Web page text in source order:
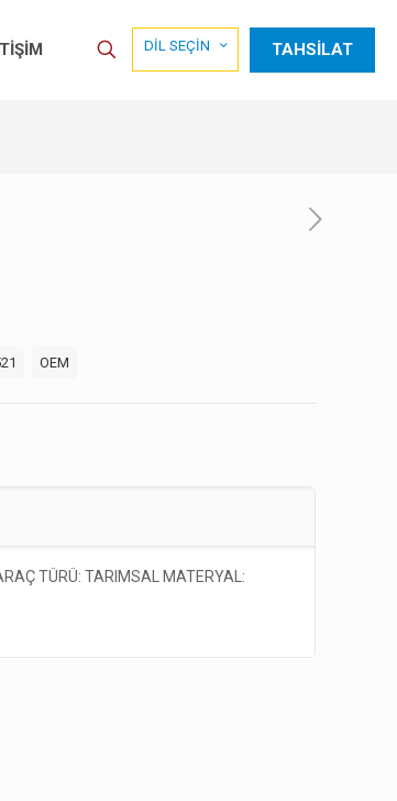
DİL SEÇİN TAHSİLAT
OEM
TÜRÜ: TARIMSAL MATERYAL: